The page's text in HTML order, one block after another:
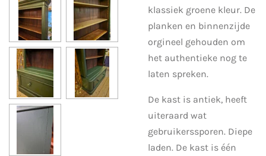
klassiek groene kleur. De
planken en binnenzijde
orgineel gehouden om
het authentieke nog te
laten spreken.
De kast is antiek, heeft
uiteraard wat
gebruikerssporen. Diepe
laden. De kast is één